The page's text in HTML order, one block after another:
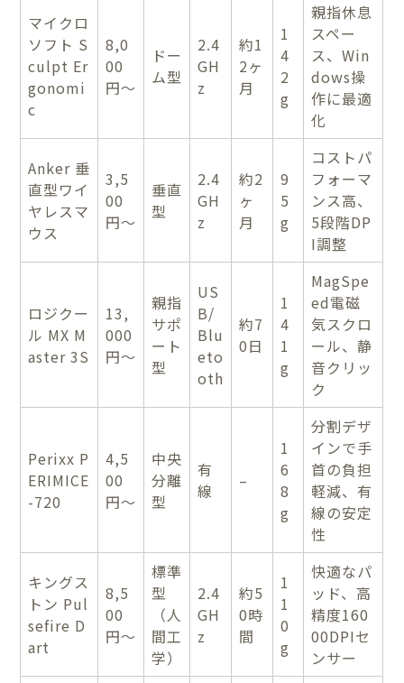
マイクロ
ソフト S
culpt Er
gonomi
c
8,0
00
円〜
ドー
ム型
2.4
GH
z
約1
2ヶ
月
1
4
2
g
親指休息
スペー
ス、Win
dows操
作に最適
化
Anker 垂
直型ワイ
ヤレスマ
ウス
3,5
00
円〜
垂直
型
2.4
GH
z
約2
ヶ
月
9
5
g
コストパ
フォーマ
ンス高、
5段階DP
I調整
ロジクー
ル MX M
aster 3S
13,
000
円〜
親指
サポ
ート
型
US
B/
Blu
eto
oth
約7
0日
1
4
1
g
MagSpe
ed電磁
気スクロ
ール、静
音クリッ
ク
Perixx P
ERIMICE
-720
4,5
00
円〜
中央
分離
型
有
線
–
1
6
8
g
分割デザ
インで手
首の負担
軽減、有
線の安定
性
キングス
トン Pul
sefire D
art
8,5
00
円〜
標準
型
（人
間工
学）
2.4
GH
z
約5
0時
間
1
1
0
g
快適なパ
ッド、高
精度160
00DPIセ
ンサー